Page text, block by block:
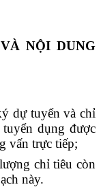
NỘI DUNG
dự tuyển và chỉ
dụng được
vấn trực tiếp;
chỉ tiêu còn
này.